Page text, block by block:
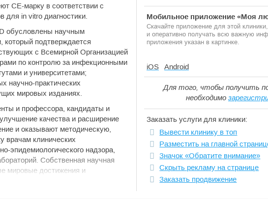
Мобильное приложение «Моя
Скачайте приложение для этой
и оперативно получать всю важную
приложения указан в картинке.
iOS Android
Для того, чтобы получить
необходимо
Заказать услуги для клиники:
Вывести клинику в топ
Разместить на главной
Значок «Обратите внимание»
Скрыть рекламу на странице
Заказать продвижение
СЕ-марку в соответствии с
для in vitro диагностики.
обусловлены научным
подтверждается
с Всемирной Организацией
по контролю за инфекционными
и университетами;
научно-практических
мировых изданиях.
и профессора, кандидаты и
качества и расширение
и оказывают методическую,
врачам клинических
эпидемиологического надзора,
Собственная научная
мировые достижения и